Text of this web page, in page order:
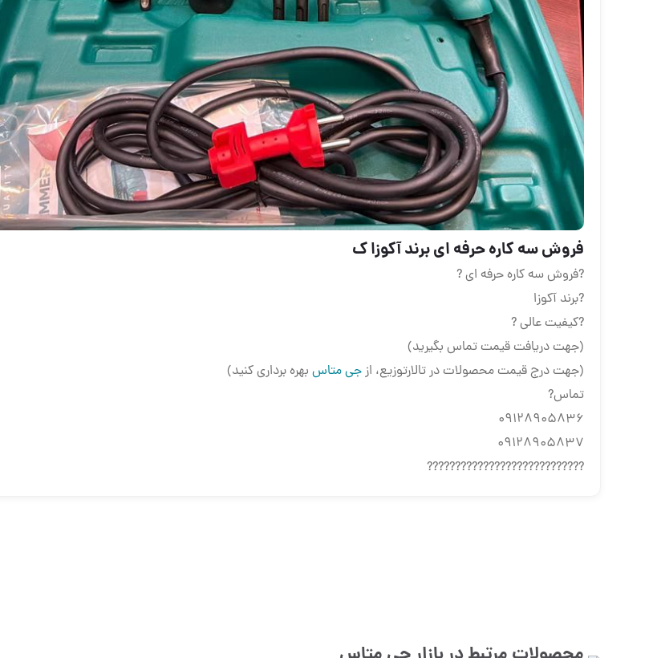
فروش سه کاره حرفه ای برند آکوزا ک
?فروش سه کاره حرفه ای ?
?برند آکوزا
?کیفیت عالی ?
(جهت دریافت قیمت تماس بگیرید)
(جهت درج قیمت محصولات در تالارتوزیع، ازجی متاس بهره برداری کنید)
تماس?
09128905836
09128905837
????????????????????????????